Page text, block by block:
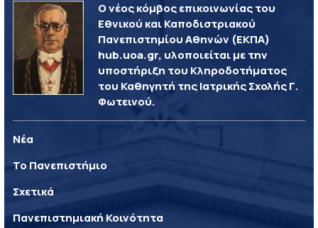
Ο νέος κόμβος επικοινωνίας του
Εθνικού και Καποδιστριακού
Πανεπιστημίου Αθηνών (ΕΚΠΑ)
hub.uoa.gr, υλοποιείται με την
υποστήριξη του Κληροδοτήματος
του Καθηγητή της Ιατρικής Σχολής Γ.
Φωτεινού.
Νέα
Το Πανεπιστήμιο
Σχετικά
Πανεπιστημιακή Κοινότητα